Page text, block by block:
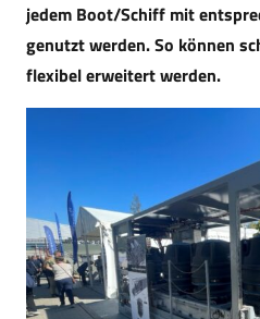
jedem Boot/Schiff mit
genutzt werden. So können
flexibel erweitert werden.